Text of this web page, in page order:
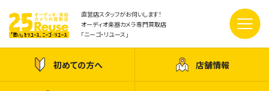
直営店スタッフがお伺いします！
オーディオ楽器カメラ専門買取店
「ニーゴ・リユース」
初めての方へ 店舗情報